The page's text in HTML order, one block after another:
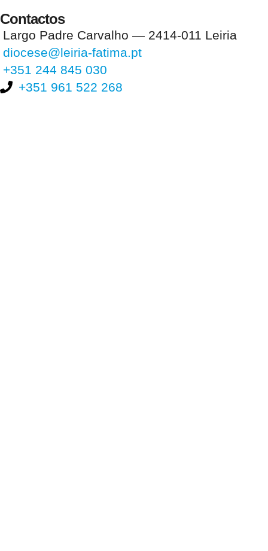
Contactos
Largo Padre Carvalho — 2414-011 Leiria
diocese@leiria-fatima.pt
+351 244 845 030
+351 961 522 268